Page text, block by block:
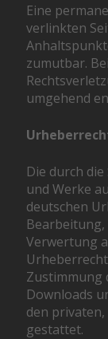
Eine
verlinkten
zumutbar.
umgehend
Die durch
und Werke
deutschen
Verwertung
Zustimmung
Downloads
den
gestattet.